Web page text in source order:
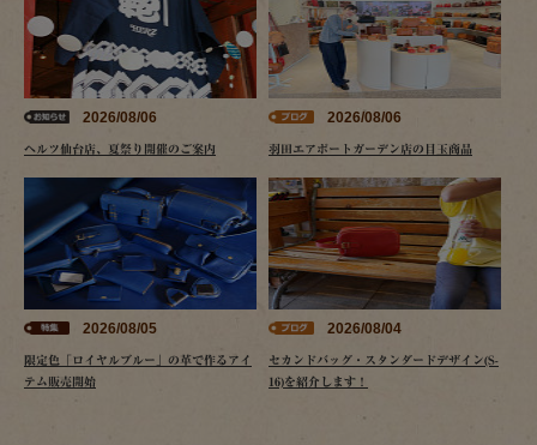
2026/08/06
ヘルツ仙台店、夏祭り開催のご案内
2026/08/06
羽田エアポートガーデン店の目玉商品
2026/08/05
限定色「ロイヤルブルー」の革で作るアイ
テム販売開始
2026/08/04
セカンドバッグ・スタンダードデザイン(S-
16)を紹介します！